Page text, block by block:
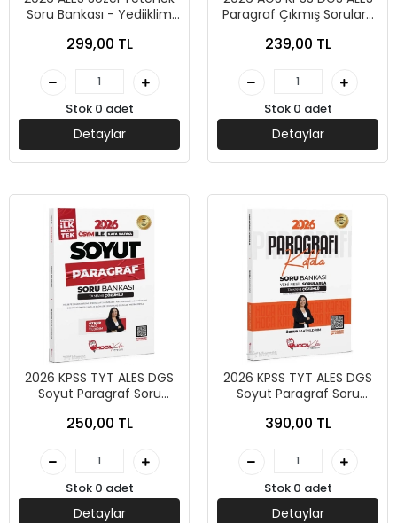
Soru Bankası - Yediiklim
299,00 TL
Stok 0 adet
Detaylar
Paragraf Çıkmış Sorular-
239,00 TL
Stok 0 adet
Detaylar
2026 KPSS TYT ALES DGS
Soyut Paragraf Soru
Saat Yıldırım- Hoca Kafası
250,00 TL
Stok 0 adet
Detaylar
2026 KPSS TYT ALES DGS
Soyut Paragraf Soru
Saat Yıldırım- Hoca Kafası
390,00 TL
Stok 0 adet
Detaylar